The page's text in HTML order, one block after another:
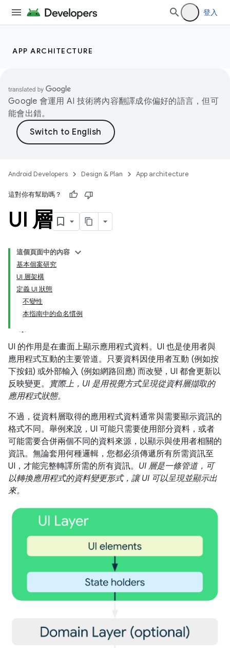
登入
APP ARCHITECTURE
Google 會運用 AI 技術將內容翻譯成你偏好的語言，但可
能會出錯。
Android Developers Design & Plan App architecture
這對你有幫助嗎？
UI 層
這個頁面中的內容
基本個案研究
UI 層架構
定義 UI 狀態
不變性
本指南中的命名慣例
UI 的作用是在畫面上顯示應用程式資料。UI 也是使用者與
應用程式互動的主要管道。只要資料因使用者互動 (例如按
下按鈕) 或外部輸入 (例如網路回應) 而改變，UI 都會更新以
反映變更。 實際上，UI 是用視覺方式呈現從資料層擷取的
應用程式狀態。
不過，從資料層取得的應用程式資料通常與需要顯示資訊的
格式不同。舉例來說，UI 可能只需要使用部分資料，或者
可能需要合併兩個不同的資料來源，以顯示與使用者相關的
資訊。無論套用何種邏輯，您都必須傳遞所有所需資訊至
UI，才能完整轉譯所需的所有資訊。 UI 層是一條管道，可
以轉換應用程式的資料變更形式，讓 UI 可以呈現並顯示出
來。